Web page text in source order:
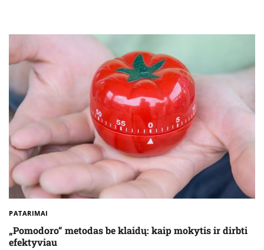
PATARIMAI
„Pomodoro“ metodas be klaidų: kaip mokytis ir dirbti
efektyviau